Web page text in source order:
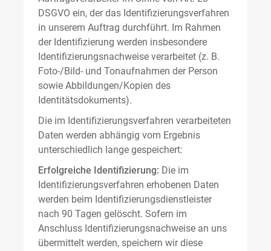
DSGVO ein, der das Identifizierungsverfahren
in unserem Auftrag durchführt. Im Rahmen
der Identifizierung werden insbesondere
Identifizierungsnachweise verarbeitet (z. B.
Foto-/Bild- und Tonaufnahmen der Person
sowie Abbildungen/Kopien des
Identitätsdokuments).
Die im Identifizierungsverfahren verarbeiteten
Daten werden abhängig vom Ergebnis
unterschiedlich lange gespeichert:
Erfolgreiche Identifizierung: Die im
Identifizierungsverfahren erhobenen Daten
werden beim Identifizierungsdienstleister
nach 90 Tagen gelöscht. Sofern im
Anschluss Identifizierungsnachweise an uns
übermittelt werden, speichern wir diese